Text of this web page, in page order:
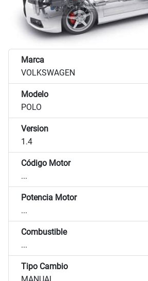
Marca
VOLKSWAGEN
Modelo
POLO
Version
1.4
Código Motor
...
Potencia Motor
...
Combustible
...
Tipo Cambio